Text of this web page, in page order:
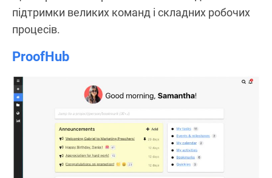
підтримки великих команд і складних робочих
процесів.
ProofHub